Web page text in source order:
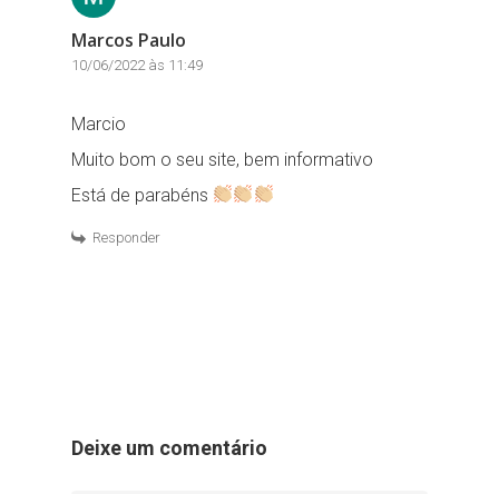
Marcos Paulo
10/06/2022 às 11:49
Marcio
Muito bom o seu site, bem informativo
Está de parabéns
Responder
Deixe um comentário